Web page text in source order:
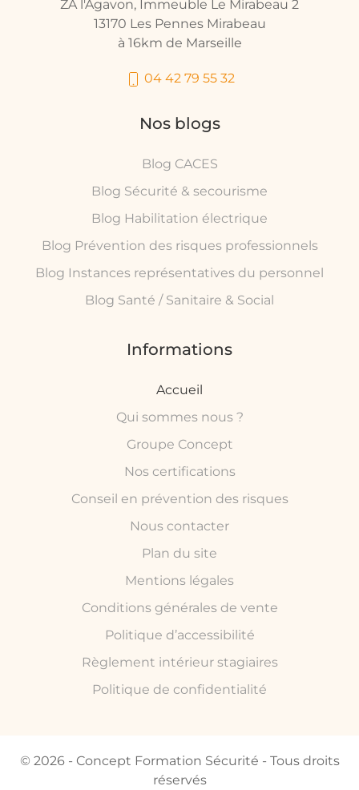
ZA l'Agavon, Immeuble Le Mirabeau 2
13170 Les Pennes Mirabeau
à 16km de Marseille
04 42 79 55 32
Nos blogs
Blog CACES
Blog Sécurité & secourisme
Blog Habilitation électrique
Blog Prévention des risques professionnels
Blog Instances représentatives du personnel
Blog Santé / Sanitaire & Social
Informations
Accueil
Qui sommes nous ?
Groupe Concept
Nos certifications
Conseil en prévention des risques
Nous contacter
Plan du site
Mentions légales
Conditions générales de vente
Politique d’accessibilité
Règlement intérieur stagiaires
Politique de confidentialité
© 2026 - Concept Formation Sécurité - Tous droits
réservés